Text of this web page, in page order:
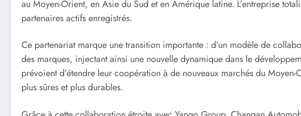
au Moyen-Orient, en Asie du Sud et en Amérique latine. L’entreprise
partenaires actifs enregistrés.
Ce partenariat marque une transition importante : d’un modèle de
des marques, injectant ainsi une nouvelle dynamique dans le
prévoient d’étendre leur coopération à de nouveaux marchés du
plus sûres et plus durables.